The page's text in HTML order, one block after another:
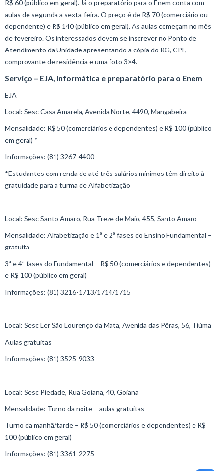
R$ 60 (público em geral). Já o preparatório para o Enem conta com
aulas de segunda a sexta-feira. O preço é de R$ 70 (comerciário ou
dependente) e R$ 140 (público em geral). As aulas começam no mês
de fevereiro. Os interessados devem se inscrever no Ponto de
Atendimento da Unidade apresentando a cópia do RG, CPF,
comprovante de residência e uma foto 3×4.
Serviço – EJA, Informática e preparatório para o Enem
EJA
Local: Sesc Casa Amarela, Avenida Norte, 4490, Mangabeira
Mensalidade: R$ 50 (comerciários e dependentes) e R$ 100 (público
em geral) *
Informações: (81) 3267-4400
*Estudantes com renda de até três salários mínimos têm direito à
gratuidade para a turma de Alfabetização
Local: Sesc Santo Amaro, Rua Treze de Maio, 455, Santo Amaro
Mensalidade: Alfabetização e 1ª e 2ª fases do Ensino Fundamental –
gratuita
3ª e 4ª fases do Fundamental – R$ 50 (comerciários e dependentes)
e R$ 100 (público em geral)
Informações: (81) 3216-1713/1714/1715
Local: Sesc Ler São Lourenço da Mata, Avenida das Pêras, 56, Tiúma
Aulas gratuitas
Informações: (81) 3525-9033
Local: Sesc Piedade, Rua Goiana, 40, Goiana
Mensalidade: Turno da noite – aulas gratuitas
Turno da manhã/tarde – R$ 50 (comerciários e dependentes) e R$
100 (público em geral)
Informações: (81) 3361-2275